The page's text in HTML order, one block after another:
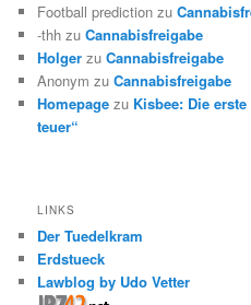
Football prediction zu
-thh zuCannabisfreigabe
Holger zuCannabisfreigabe
Anonym zuCannabisfreigabe
Homepage zu Kisbee: Die
teuer“
LINKS
Der Tuedelkram
Erdstueck
Lawblog by Udo Vetter